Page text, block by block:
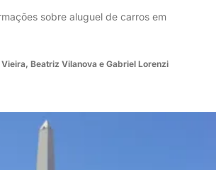
sobre aluguel de carros em
Vieira, Beatriz Vilanova e Gabriel Lorenzi